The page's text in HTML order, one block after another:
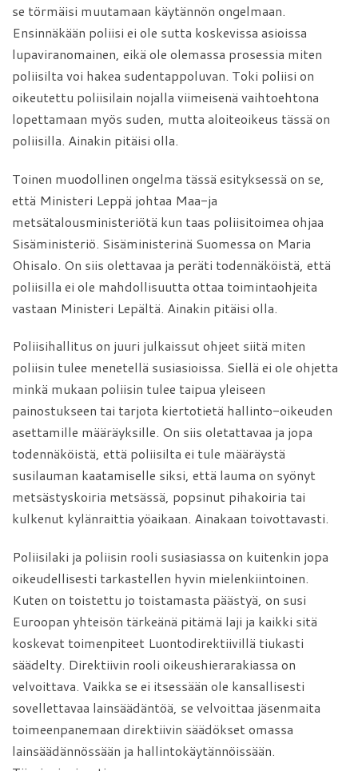
se törmäisi muutamaan käytännön ongelmaan.
Ensinnäkään poliisi ei ole sutta koskevissa asioissa
lupaviranomainen, eikä ole olemassa prosessia miten
poliisilta voi hakea sudentappoluvan. Toki poliisi on
oikeutettu poliisilain nojalla viimeisenä vaihtoehtona
lopettamaan myös suden, mutta aloiteoikeus tässä on
poliisilla. Ainakin pitäisi olla.
Toinen muodollinen ongelma tässä esityksessä on se,
että Ministeri Leppä johtaa Maa-ja
metsätalousministeriötä kun taas poliisitoimea ohjaa
Sisäministeriö. Sisäministerinä Suomessa on Maria
Ohisalo. On siis olettavaa ja peräti todennäköistä, että
poliisilla ei ole mahdollisuutta ottaa toimintaohjeita
vastaan Ministeri Lepältä. Ainakin pitäisi olla.
Poliisihallitus on juuri julkaissut ohjeet siitä miten
poliisin tulee menetellä susiasioissa. Siellä ei ole ohjetta
minkä mukaan poliisin tulee taipua yleiseen
painostukseen tai tarjota kiertotietä hallinto-oikeuden
asettamille määräyksille. On siis oletattavaa ja jopa
todennäköistä, että poliisilta ei tule määräystä
susilauman kaatamiselle siksi, että lauma on syönyt
metsästyskoiria metsässä, popsinut pihakoiria tai
kulkenut kylänraittia yöaikaan. Ainakaan toivottavasti.
Poliisilaki ja poliisin rooli susiasiassa on kuitenkin jopa
oikeudellisesti tarkastellen hyvin mielenkiintoinen.
Kuten on toistettu jo toistamasta päästyä, on susi
Euroopan yhteisön tärkeänä pitämä laji ja kaikki sitä
koskevat toimenpiteet Luontodirektiivillä tiukasti
säädelty. Direktiivin rooli oikeushierarakiassa on
velvoittava. Vaikka se ei itsessään ole kansallisesti
sovellettavaa lainsäädäntöä, se velvoittaa jäsenmaita
toimeenpanemaan direktiivin säädökset omassa
lainsäädännössään ja hallintokäytännöissään.